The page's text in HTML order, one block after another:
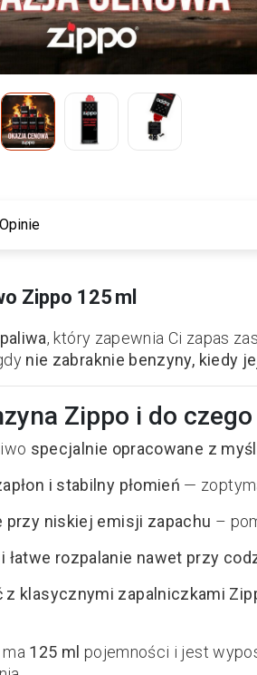
Opinie
Zippo 125 ml
, który zapewnia Ci zapas
nie zabraknie benzyny, kiedy
Zippo i do czego
specjalnie opracowane z
i stabilny płomień —
przy niskiej emisji zapachu –
łatwe rozpalanie nawet przy
z klasycznymi zapalniczkami
125 ml pojemności i jest